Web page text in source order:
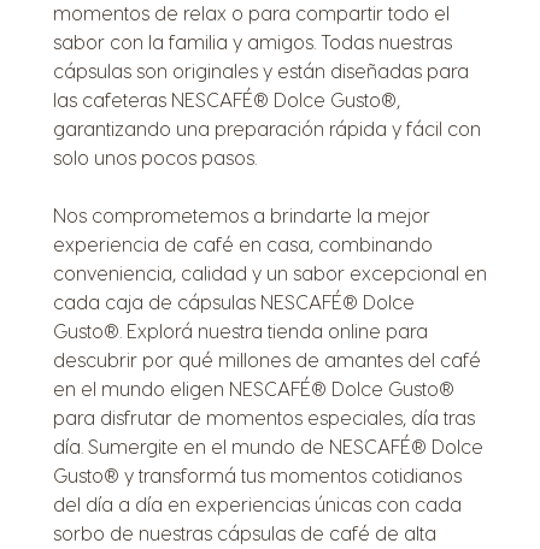
momentos de relax o para compartir todo el
sabor con la familia y amigos. Todas nuestras
cápsulas son originales y están diseñadas para
las cafeteras NESCAFÉ® Dolce Gusto®,
garantizando una preparación rápida y fácil con
solo unos pocos pasos.
Nos comprometemos a brindarte la mejor
experiencia de café en casa, combinando
conveniencia, calidad y un sabor excepcional en
cada caja de cápsulas NESCAFÉ® Dolce
Gusto®. Explorá nuestra tienda online para
descubrir por qué millones de amantes del café
en el mundo eligen NESCAFÉ® Dolce Gusto®
para disfrutar de momentos especiales, día tras
día. Sumergite en el mundo de NESCAFÉ® Dolce
Gusto® y transformá tus momentos cotidianos
del día a día en experiencias únicas con cada
sorbo de nuestras cápsulas de café de alta